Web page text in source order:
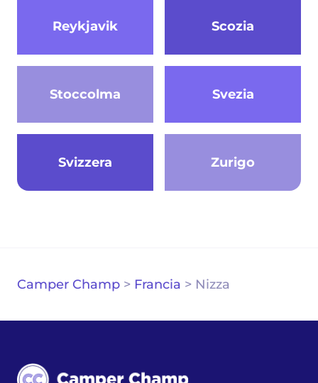
Reykjavik Scozia
Stoccolma Svezia
Svizzera Zurigo
Camper Champ > Francia > Nizza